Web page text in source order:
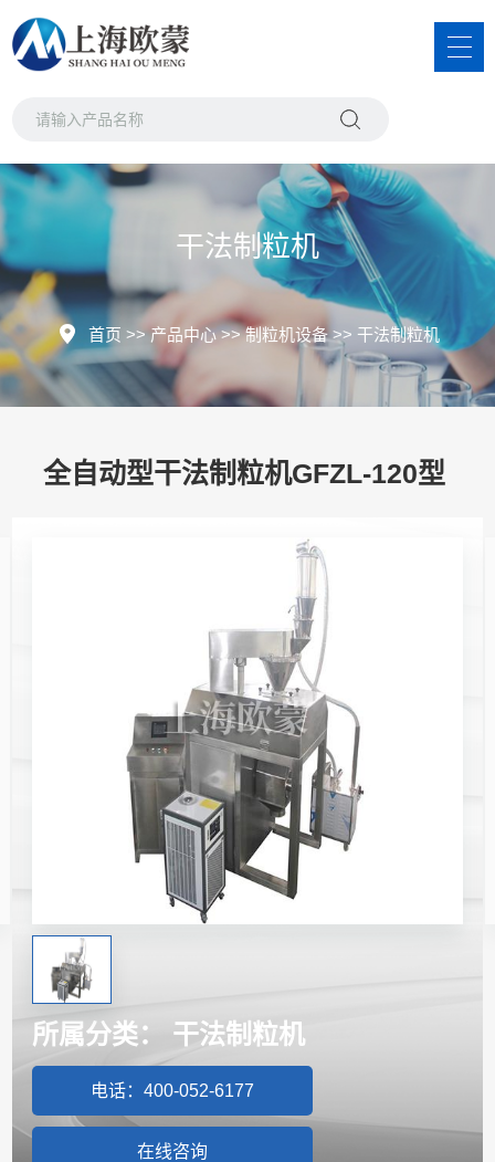
干法制粒机
首页 >> 产品中心>>制粒机设备>> 干法制粒机
全自动型干法制粒机GFZL-120型
所属分类： 干法制粒机
电话：400-052-6177
在线咨询